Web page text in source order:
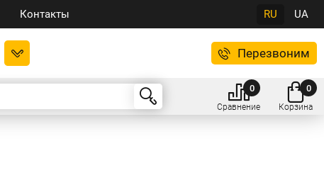
Контакты RU UA
Перезвоним
Сравнение
0
Корзина
0